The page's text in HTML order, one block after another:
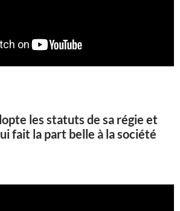
les statuts de sa régie et
fait la part belle à la société